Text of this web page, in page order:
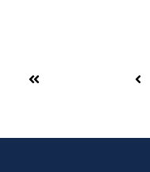
First Prev